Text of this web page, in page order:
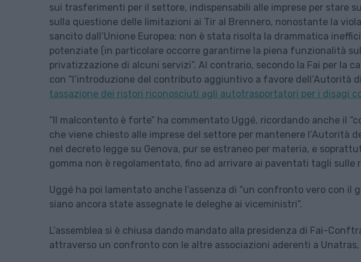
sui trasferimenti per il settore, indispensabili alle imprese per stare
sulla questione delle limitazioni ai Tir al Brennero, nonostante la
sancito dall’Unione Europea; non è stata risolta la drammatica
potenziate (in particolare occorre garantirne la piena funzionalità
privatizzazione di alcuni servizi”. Al contrario, secondo la Fai per la
con “l’introduzione del contributo aggiuntivo a favore dell’Autorità di
tassazione dei ristori riconosciuti agli autotrasportatori per i disagi
“Il malcontento è forte” ha commentato Uggé, ricordando anche il
che viene chiesto alle imprese del settore per mantenere l’Autorità
nel decreto legge su Genova, pur se estraneo per materia, e
gomma non è regolamentato, fino ad arrivare ai paventati tagli sulle
Uggé ha poi lamentato anche l’assenza di “un confronto vero con il
siano ancora state assegnate le deleghe ai viceministri”.
L’assemblea si è chiusa dando mandato alla presidenza di Fai-
attraverso un confronto con le altre associazioni aderenti a Unatras,